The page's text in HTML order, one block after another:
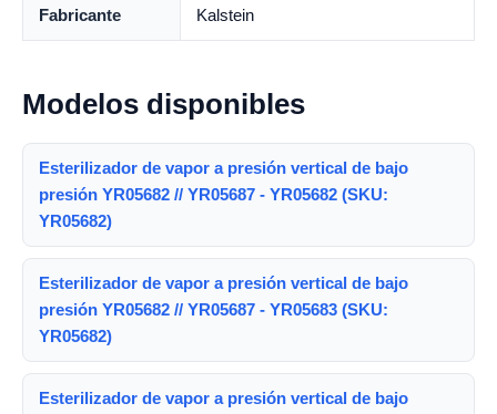
Fabricante Kalstein
Modelos disponibles
Esterilizador de vapor a presión vertical de bajo
presión YR05682 // YR05687 - YR05682 (SKU:
YR05682)
Esterilizador de vapor a presión vertical de bajo
presión YR05682 // YR05687 - YR05683 (SKU:
YR05682)
Esterilizador de vapor a presión vertical de bajo